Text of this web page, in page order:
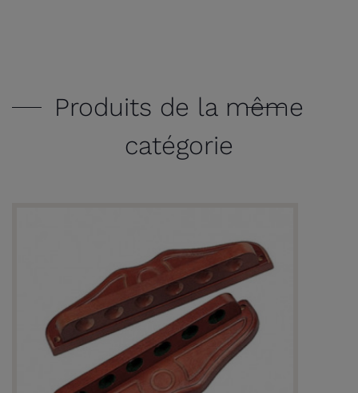
Produits de la même
catégorie